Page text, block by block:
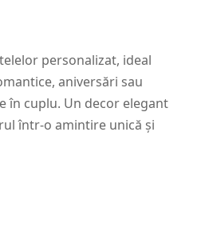
personalizat, ideal
aniversări sau
în cuplu. Un decor elegant
într-o amintire unică și